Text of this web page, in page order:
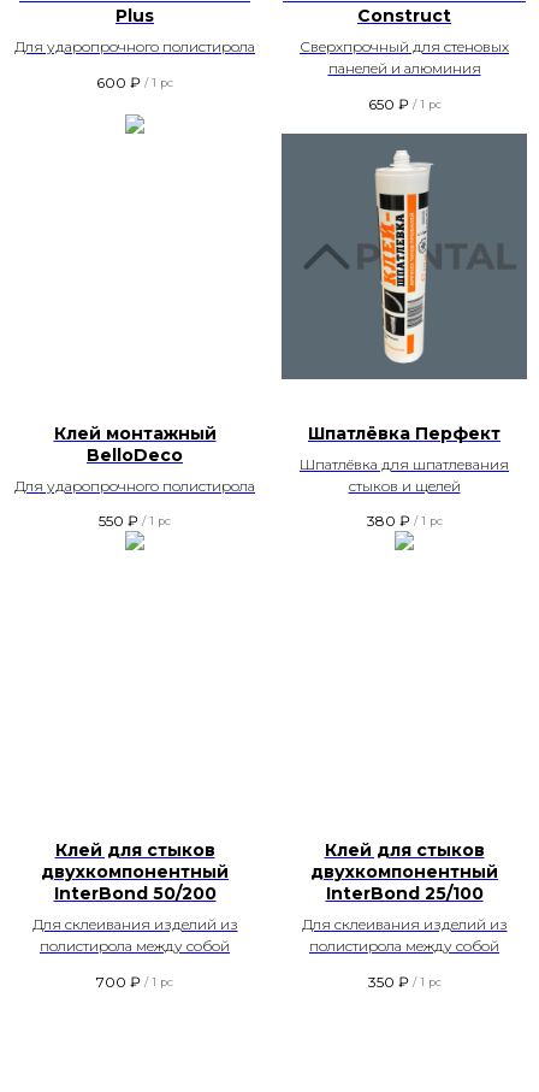
Plus
Для ударопрочного полистирола
600 ₽ / 1 pc
Construct
Сверхпрочный для стеновых
панелей и алюминия
650 ₽ / 1 pc
Клей монтажный
BelloDeco
Для ударопрочного полистирола
550 ₽ / 1 pc
Шпатлёвка Перфект
Шпатлёвка для шпатлевания
стыков и щелей
380 ₽ / 1 pc
Клей для стыков
двухкомпонентный
InterBond 50/200
Для склеивания изделий из
полистирола между собой
700 ₽ / 1 pc
Клей для стыков
двухкомпонентный
InterBond 25/100
Для склеивания изделий из
полистирола между собой
350 ₽ / 1 pc